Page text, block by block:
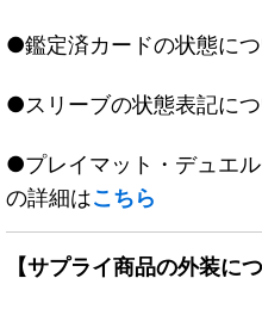
●鑑定済カードの状態に
●スリーブの状態表記に
●プレイマット・デュエ
の詳細はこちら
【サプライ商品の外装につ